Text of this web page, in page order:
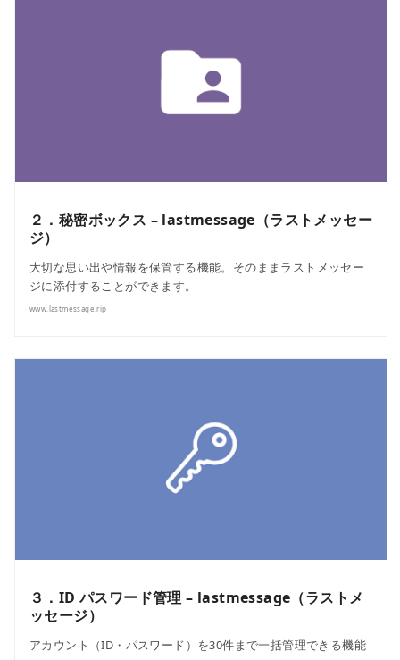
２．秘密ボックス – lastmessage（ラストメッセー
ジ）
大切な思い出や情報を保管する機能。そのままラストメッセー
ジに添付することができます。
www.lastmessage.rip
３．ID パスワード管理 – lastmessage（ラストメ
ッセージ）
アカウント（ID・パスワード）を30件まで一括管理できる機能